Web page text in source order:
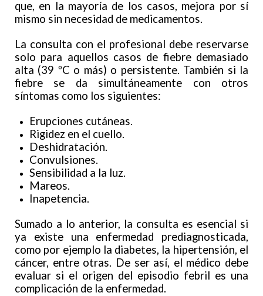
que, en la mayoría de los casos, mejora por sí
mismo sin necesidad de medicamentos.
La consulta con el profesional debe reservarse
solo para aquellos casos de fiebre demasiado
alta (39 ºC o más) o persistente. También si la
fiebre se da simultáneamente con otros
síntomas como los siguientes:
Erupciones cutáneas.
Rigidez en el cuello.
Deshidratación.
Convulsiones.
Sensibilidad a la luz.
Mareos.
Inapetencia.
Sumado a lo anterior, la consulta es esencial si
ya existe una enfermedad prediagnosticada,
como por ejemplo la diabetes, la hipertensión, el
cáncer, entre otras. De ser así, el médico debe
evaluar si el origen del episodio febril es una
complicación de la enfermedad.